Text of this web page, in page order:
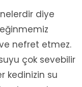
nelerdir diye
nefret etmez.
çok sevebilir
kedinizin su